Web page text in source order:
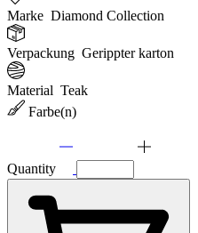
Marke Diamond Collection
Verpackung Gerippter karton
Material Teak
Farbe(n)
Quantity